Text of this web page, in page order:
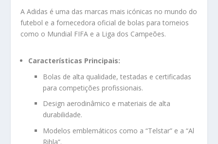
A Adidas é uma das marcas mais icónicas no mundo do
futebol e a fornecedora oficial de bolas para torneios
como o Mundial FIFA e a Liga dos Campeões.
Características Principais:
Bolas de alta qualidade, testadas e certificadas
para competições profissionais.
Design aerodinâmico e materiais de alta
durabilidade.
Modelos emblemáticos como a “Telstar” e a “Al
Rihla”.